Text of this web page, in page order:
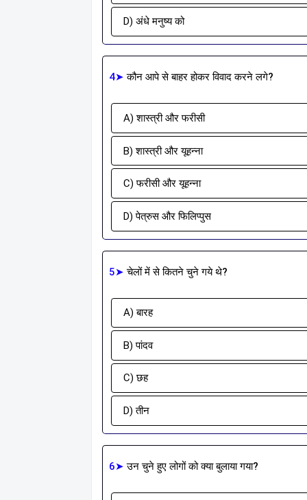
D) अंधे मनुष्य को
4➤कौन आपे से बाहर होकर विवाद करने लगे?
A) शास्त्री और फरीसी
B) शास्त्री और यूहन्ना
C) फरीसी और यूहन्ना
D) पेत्रुस और फिलिप्पुस
5➤चेलों में से कितने चुने गये थे?
A) बारह
B) पांदव
C) छह
D) तीन
6➤उन चुने हुए लोगों को क्या बुलाया गया?